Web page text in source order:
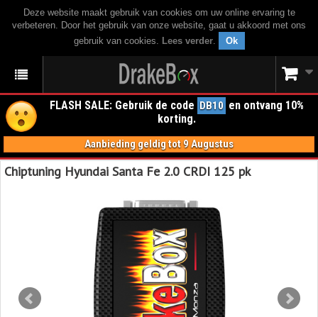
Deze website maakt gebruik van cookies om uw online ervaring te
verbeteren. Door het gebruik van onze website, gaat u akkoord met ons
gebruik van cookies. Lees verder. Ok
FLASH SALE: Gebruik de code DB10 en ontvang 10%
korting.
Aanbieding geldig tot 9 Augustus
Chiptuning Hyundai Santa Fe 2.0 CRDI 125 pk